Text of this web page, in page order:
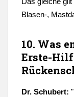
Blasen-,
10. Was
Erste-
Dr. Schubert: "